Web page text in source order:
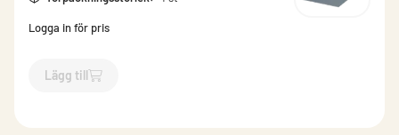
Logga in för pris
Lägg till
`$Lägg till